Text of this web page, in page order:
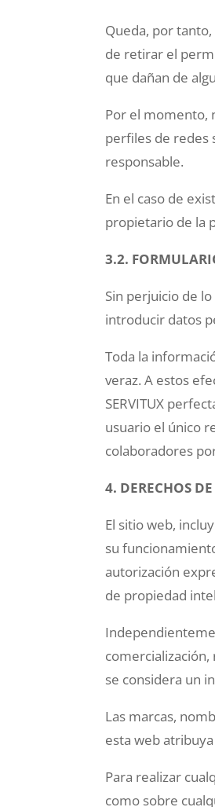
Queda, por
de retirar el
que dañan de
Por el momento,
perfiles de redes
responsable.
En el caso de
propietario de la
3.2.
Sin perjuicio de
introducir datos
Toda la
veraz. A estos
SERVITUX
usuario el único
colaboradores
4. DERECHOS
El sitio web,
su
autorización
de propiedad
se considera un
Las marcas,
esta web
Para realizar
como sobre